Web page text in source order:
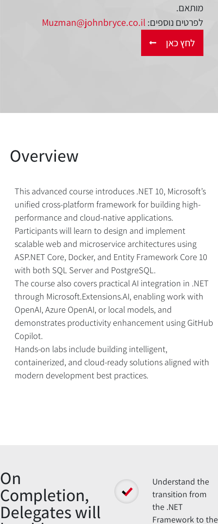
מותאם.
לפרטים נוספים: Muzman@johnbryce.co.il
לחץ כאן
Overview
This advanced course introduces .NET 10, Microsoft’s
unified cross-platform framework for building high-
performance and cloud-native applications.
Participants will learn to design and implement
scalable web and microservice architectures using
ASP.NET Core, Docker, and Entity Framework Core 10
with both SQL Server and PostgreSQL.
The course also covers practical AI integration in .NET
through Microsoft.Extensions.AI, enabling work with
OpenAI, Azure OpenAI, or local models, and
demonstrates productivity enhancement using GitHub
Copilot.
Hands-on labs include building intelligent,
containerized, and cloud-ready solutions aligned with
modern development best practices.